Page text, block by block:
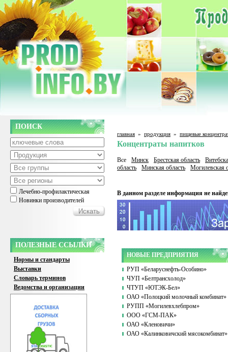
ПОИСК
Лечебно-профилактическая
Новинки производителей
ПОЛЕЗНЫЕ ССЫЛКИ
Нормы и стандарты
Выставки
Словарь терминов
Ведомства и организации
главная » продукция » пищевые
Концентраты напитков
Все Минск Брестская область
область
Минская область Могилевская
В данном разделе информация не
НОВЫЕ ПРЕДПРИЯТИЯ
РУП «Беларуснефть-Особино»
ЧУП «Белтрансхолод»
ЧТУП «ЮТЭК-Бел»
ОАО «Полоцкий молочный комбинат»
РУПП «Могилевхлебпром»
ООО «ГСМ-ПАК»
ОАО «Кленовичи»
ОАО «Калинковичский мясокомбинат»